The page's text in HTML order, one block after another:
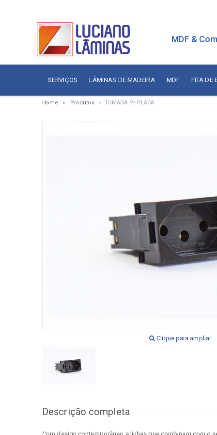
MDF &
SERVIÇOS LÂMINAS DE MADEIRA MDF FITA DE
[+]
Home Produtos TOMADA P/ PLACA
Clique para ampliar
Descrição completa